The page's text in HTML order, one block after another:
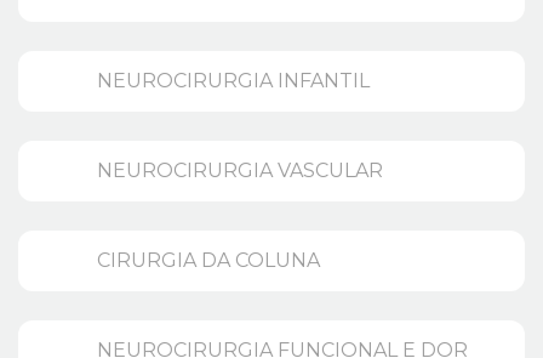
NEUROCIRURGIA INFANTIL
NEUROCIRURGIA VASCULAR
CIRURGIA DA COLUNA
NEUROCIRURGIA FUNCIONAL E DOR